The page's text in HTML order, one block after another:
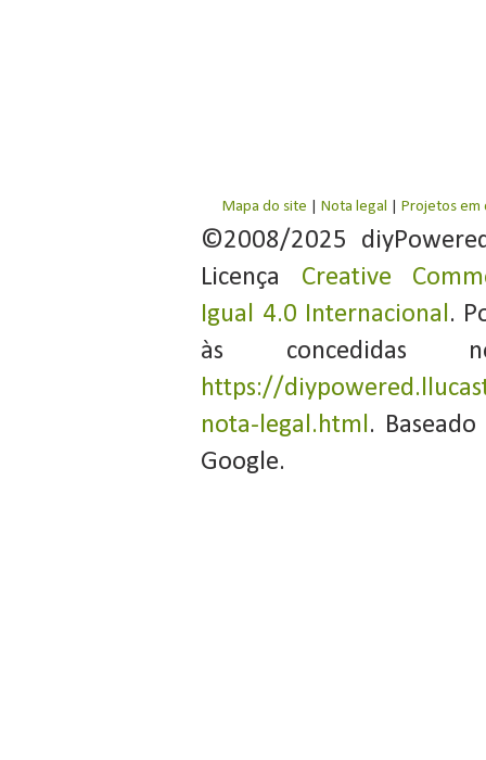
Mapa do site Nota legal Projetos em
©2008/2025
Licença Creative
Igual 4.0 Internacional.
às concedidas
https://
nota-legal.html.
Google.